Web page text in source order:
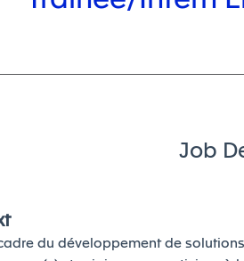
Job
du développement de